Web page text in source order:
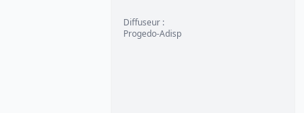
Diffuseur :
Progedo-Adisp